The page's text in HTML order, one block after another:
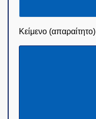
Κείμενο (απαραίτητο)